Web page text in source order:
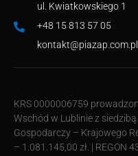
ul. Kwiatkowskiego 1
+48 15 813 57 05
kontakt@piazap.com.pl
KRS 0000006759
Wschód w Lublinie z
Gospodarczy – Krajowego
– 1.081.145,00 zł. | REGON